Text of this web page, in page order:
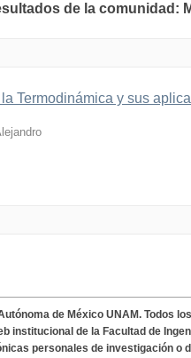
de la comunidad:
Termodinámica y sus
de México UNAM. Todos
institucional de la Facultad de
personales de investigación o